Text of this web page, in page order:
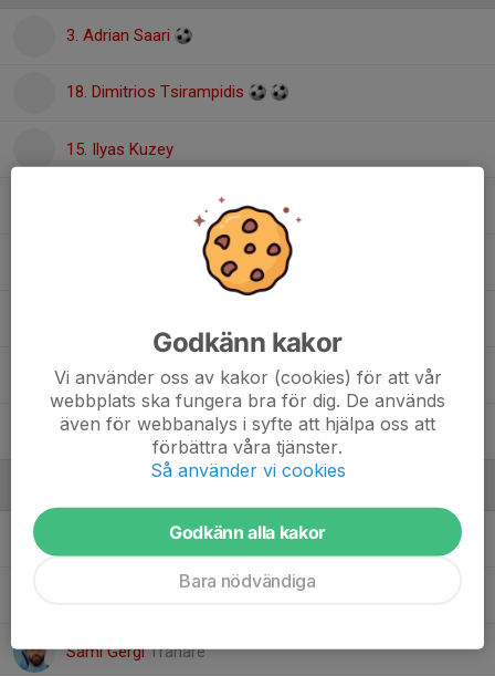
3. Adrian Saari
18. Dimitrios Tsirampidis
15. Ilyas Kuzey
1. Lucas Mirzakhanian
11. Nathaniel Gergi
12. Rayan Yousef Alkhalifa
16. Senay Zeray
Huvudtränare
Sami GergiTränare
Godkänn kakor
Vi använder oss av kakor (cookies) för att vår
webbplats ska fungera bra för dig. De används
även för webbanalys i syfte att hjälpa oss att
förbättra våra tjänster.
Så använder vi cookies
Godkänn alla kakor
Bara nödvändiga